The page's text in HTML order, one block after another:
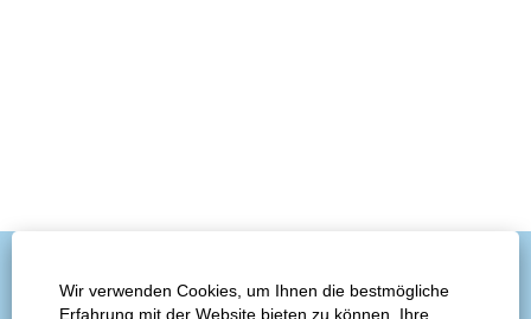
Wir verwenden Cookies, um Ihnen die bestmögliche
Erfahrung mit der Website bieten zu können. Ihre